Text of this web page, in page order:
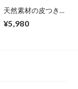
天然素材の皮つきラ
な マーケットバス
¥5,980